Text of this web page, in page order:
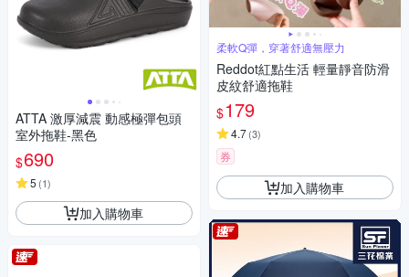
ATTA 激厚減震 動感極彈包頭
室外拖鞋-黑色
$690
5 (1)
加入購物車
柔軟Q彈，穿著舒適無壓力
Reddot紅點生活 輕量靜音防滑
皮紋舒適拖鞋
$179
4.7(3)
券
加入購物車